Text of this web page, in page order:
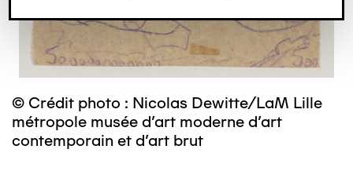
© Crédit photo : Nicolas Dewitte/LaM Lille
métropole musée d’art moderne d’art
contemporain et d’art brut